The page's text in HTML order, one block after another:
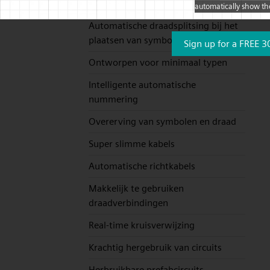
Automatische draadsplitsing bij het
plaatsen van symbolen
Ontworpen voor minimaal typen
Intelligente automatische
nummering
Overerving van symbolen en draad
Super slimme kabels
Automatische richtkabels
Makkelijk te gebruiken
draadverbindingen
Real-time kruisverwijzing
Krachtig hergebruik van circuits
automatically show
Sign up for a FREE